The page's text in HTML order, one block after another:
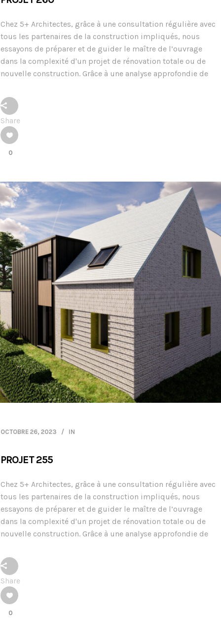
Chez 5+ Architectes, grâce à une consultation régulière avec
tous les partenaires de la construction impliqués, nous
essayons de préparer et de guider le maître de l’ouvrage
dans la complexité d'un projet de rénovation totale ou de
nouvelle construction. Grâce à une analyse approfondie de
Share
0
OCTOBRE 26, 2023 IN
PROJET 255
Chez 5+ Architectes, grâce à une consultation régulière avec
tous les partenaires de la construction impliqués, nous
essayons de préparer et de guider le maître de l’ouvrage
dans la complexité d'un projet de rénovation totale ou de
nouvelle construction. Grâce à une analyse approfondie de
Share
0